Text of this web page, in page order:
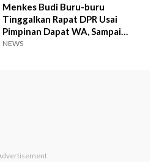
Menkes Budi Buru-buru
Tinggalkan Rapat DPR Usai
Pimpinan Dapat WA, Sampai
Diminta Hindari Wartawan
NEWS